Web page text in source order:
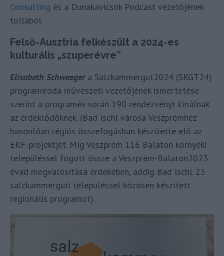
Consulting és a Dunakavicsok Podcast vezetőjének
tollából.
Felső-Ausztria felkészült a 2024-es
kulturális „szuperévre”
Elisabeth Schweegera Salzkammergut2024 (SKGT24)
programiroda művészeti vezetőjének ismertetése
szerint a programév során 190 rendezvényt kínálnak
az érdeklődőknek. (Bad Ischl városa Veszprémhez
hasonlóan régiós összefogásban készítette elő az
EKF-projektjét. Míg Veszprém 116 Balaton környéki
településsel fogott össze a Veszprém-Balaton2023
évad megvalósítása érdekében, addig Bad Ischl 23
salzkammerguti településsel közösen készített
regionális programot).